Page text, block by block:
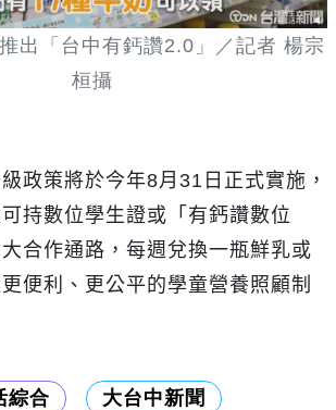
出「台中有鈣讚2.0 」／記者 楊宗
桓攝
政策將於今年8月 31 日正式實施，
持數位學生證或「有鈣讚數位
合作通路，每週兌換一瓶鮮乳或
便利、更公平的學童營養照顧制
綜合 大台中新聞